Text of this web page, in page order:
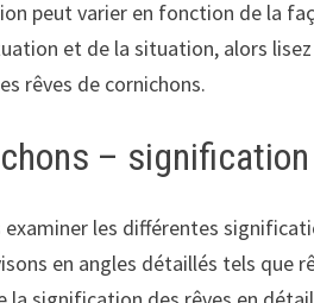
peut varier en fonction de la
et de la situation, alors
rêves de cornichons.
–
examiner les différentes
en angles détaillés tels que